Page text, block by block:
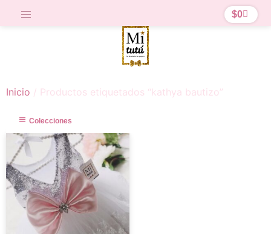
$0
Inicio / Productos etiquetados “kathya bautizo”
Colecciones